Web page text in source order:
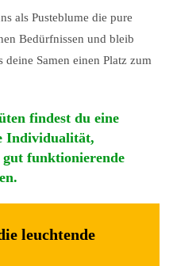
als Pusteblume die pure
Bedürfnissen und bleib
deine Samen einen Platz zum
findest du eine
Individualität,
gut funktionierende
leuchtende